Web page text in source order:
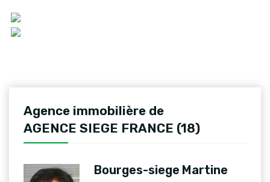
Agence immobilière de
AGENCE SIEGE FRANCE (18)
Bourges-siege Martine